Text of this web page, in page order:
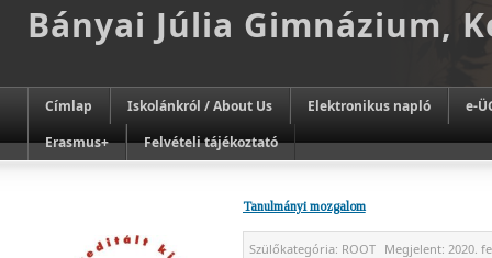
Bányai Júlia Gimnázium,
Címlap Iskolánkról / About Us Elektronikus napló
e-
Erasmus+
Felvételi tájékoztató
Tanulmányi mozgalom
Szülőkategória: ROOT Megjelent: 2020.